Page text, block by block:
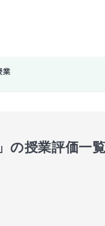
業
の授業評価一覧